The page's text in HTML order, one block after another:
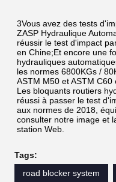
3Vous avez des tests
ZASP Hydraulique
réussir le test d'impact
en Chine;Et encore une
hydrauliques
les normes 6800KGs /
ASTM M50 et ASTM C60
Les bloquants routiers
réussi à passer le test
aux normes de 2018,
consulter notre image et
station Web.
Tags:
road blocker system